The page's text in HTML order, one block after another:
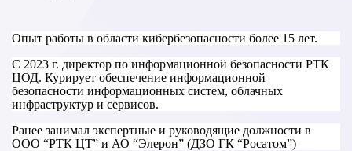
Опыт работы в области кибербезопасности более 15 лет.
С 2023 г. директор по информационной безопасности РТК
ЦОД. Курирует обеспечение информационной
безопасности информационных систем, облачных
инфраструктур и сервисов.
Ранее занимал экспертные и руководящие должности в
ООО “РТК ЦТ” и АО “Элерон” (ДЗО ГК “Росатом”)